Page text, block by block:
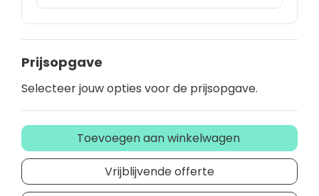
Prijsopgave
Selecteer jouw opties voor de prijsopgave.
Toevoegen aan winkelwagen
Vrijblijvende offerte